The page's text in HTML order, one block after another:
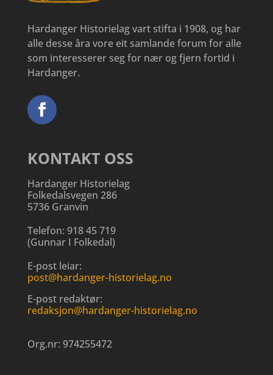
Hardanger Historielag vart stifta i 1908, og har
alle desse åra vore eit samlande forum for alle
som interesserer seg for nær og fjern fortid i
Hardanger.
KONTAKT OSS
Hardanger Historielag
Folkedalsvegen 286
5736 Granvin
Telefon: 918 45 719
(Gunnar I Folkedal)
E-post leiar:
post@hardanger-historielag.no
E-post redaktør:
redaksjon@hardanger-historielag.no
Org.nr: 974255472